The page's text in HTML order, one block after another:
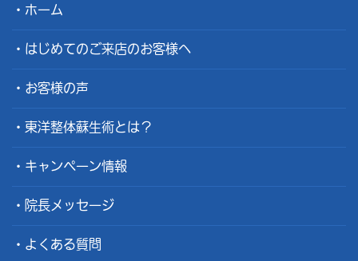
ホーム
はじめてのご来店のお客様へ
お客様の声
東洋整体蘇生術とは？
キャンペーン情報
院長メッセージ
よくある質問